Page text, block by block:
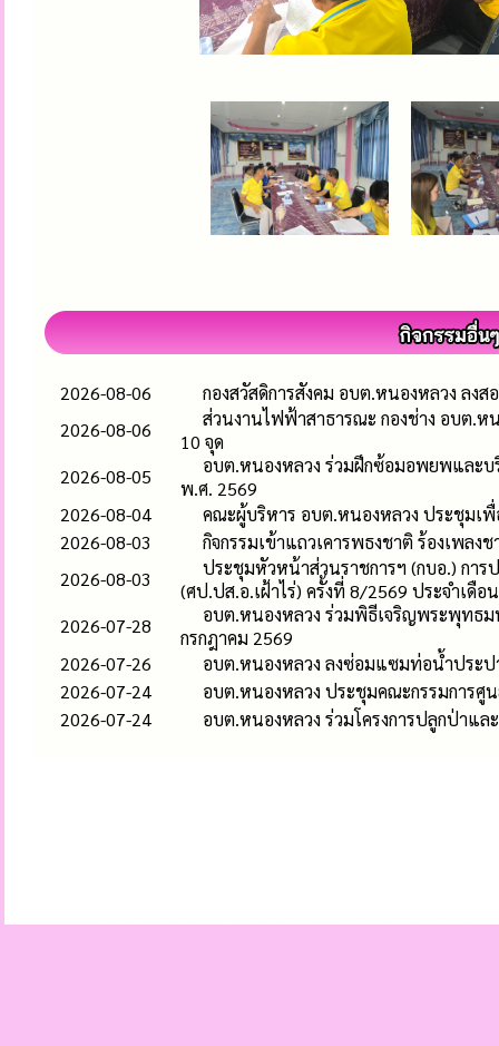
2026-08-06
กองสวัสดิการสังคม อบต.หนองหลวง ล
2026-08-06
ส่วนงานไฟฟ้าสาธารณะ กองช่าง อบต.
10 จุด
2026-08-05
อบต.หนองหลวง ร่วมฝึกซ้อมอพยพและบ
พ.ศ. 2569
2026-08-04
คณะผู้บริหาร อบต.หนองหลวง ประชุมเพื่
2026-08-03
กิจกรรมเข้าแถวเคารพธงชาติ ร้องเพล
2026-08-03
ประชุมหัวหน้าส่วนราชการฯ (กบอ.) การ
(ศป.ปส.อ.เฝ้าไร่) ครั้งที่ 8/2569 ประจำเดือ
2026-07-28
อบต.หนองหลวง ร่วมพิธีเจริญพระพุทธ
กรกฎาคม 2569
2026-07-26
อบต.หนองหลวง ลงซ่อมแซมท่อน้ำประ
2026-07-24
อบต.หนองหลวง ประชุมคณะกรรมการศู
2026-07-24
อบต.หนองหลวง ร่วมโครงการปลูกป่าแ